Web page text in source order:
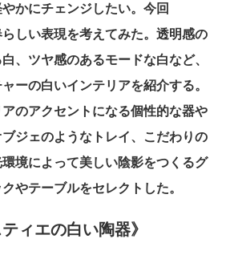
かにチェンジしたい。今回
しい表現を考えてみた。透明感の
、ツヤ感のあるモードな白など、
ーの白いインテリアを紹介する。
のアクセントになる個性的な器や
ジェのようなトレイ、こだわりの
境によって美しい陰影をつくるグ
やテーブルをセレクトした。
ティエの白い陶器》